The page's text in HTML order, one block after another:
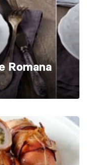
Romana